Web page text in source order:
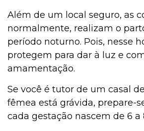
Além de um local seguro, as
normalmente, realizam o
período noturno. Pois, nesse
protegem para dar à luz e
amamentação.
Se você é tutor de um casal
fêmea está grávida, prepare-
cada gestação nascem de 6 a